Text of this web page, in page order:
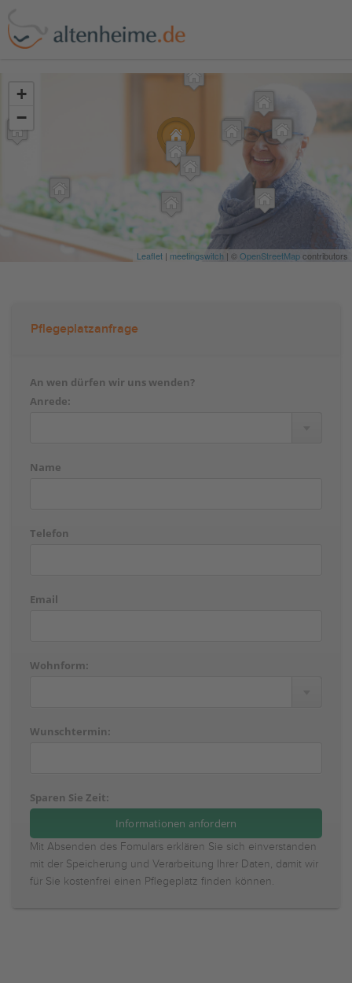
+
−
Leaflet | meetingswitch | ©OpenStreetMapcontributors
Pflegeplatzanfrage
An wen dürfen wir uns wenden?
Anrede:
Name
Telefon
Email
Wohnform:
Wunschtermin:
Sparen Sie Zeit:
Mit Absenden des Fomulars erklären Sie sich einverstanden
mit der Speicherung und Verarbeitung Ihrer Daten, damit wir
für Sie kostenfrei einen Pflegeplatz finden können.